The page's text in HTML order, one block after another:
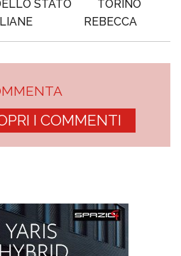
STATO
TORINO
REBECCA
I COMMENTI